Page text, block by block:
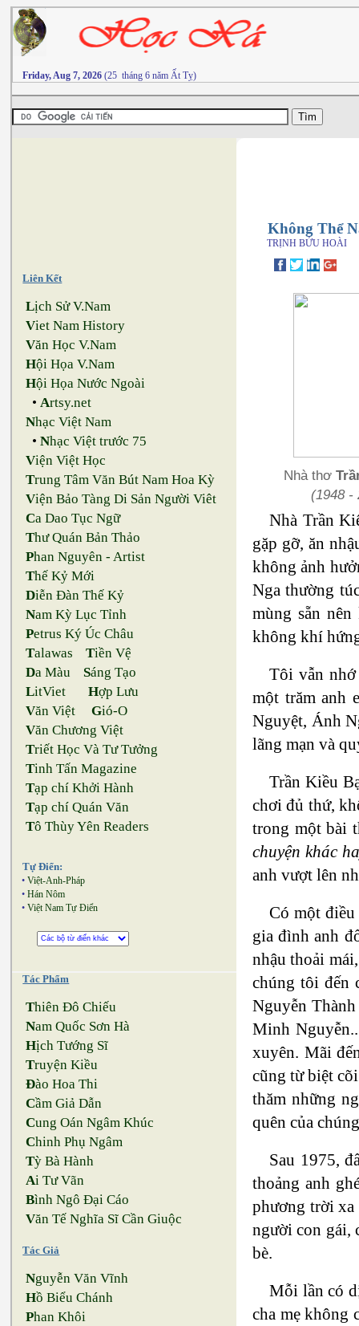
Friday, Aug 7, 2026 (25 tháng 6 năm Ất Tỵ)
Liên Kết
Lịch Sử V.Nam
Viet Nam History
Văn Học V.Nam
Hội Họa V.Nam
Hội Họa Nước Ngoài
•Artsy.net
Nhạc Việt Nam
•Nhạc Việt trước 75
Viện Việt Học
Trung Tâm Văn Bút Nam Hoa Kỳ
Viện Bảo Tàng Di Sản Người Viêt
Ca Dao Tục Ngữ
Thư Quán Bản Thảo
Phan Nguyên - Artist
Thế Kỷ Mới
Diễn Đàn Thế Kỷ
Nam Kỳ Lục Tỉnh
Petrus Ký Úc Châu
Talawas Tiền Vệ
Da Màu Sáng Tạo
LitViet Hợp Lưu
Văn Việt Gió-O
Văn Chương Việt
Triết Học Và Tư Tưởng
Tinh Tấn Magazine
Tạp chí Khởi Hành
Tạp chí Quán Văn
Tô Thùy Yên Readers
Tự Điển:
• Việt-Anh-Pháp
• Hán Nôm
• Việt Nam Tự Điển
Tác Phẩm
Thiên Đô Chiếu
Nam Quốc Sơn Hà
Hịch Tướng Sĩ
Truyện Kiều
Đào Hoa Thi
Cầm Giả Dẫn
Cung Oán Ngâm Khúc
Chinh Phụ Ngâm
Tỳ Bà Hành
Ai Tư Vãn
Bình Ngô Đại Cáo
Văn Tế Nghĩa Sĩ Cần Giuộc
Tác Giả
Nguyễn Văn Vĩnh
Hồ Biểu Chánh
Phan Khôi
Không Thể
TRỊNH BỬU HOÀI
Nhà thơ
(1948 -
Nhà Trần
gặp gỡ, ăn
không ảnh
Nga thường
mùng sẵn
không khí
Tôi vẫn nhớ
một trăm anh
Nguyệt, Ánh
lãng mạn và
Trần Kiều
chơi đủ thứ,
trong một bài
chuyện khác
anh vượt lên
Có một điều
gia đình anh
nhậu thoải
chúng tôi đến
Nguyễn
Minh
xuyên. Mãi
cũng từ biệt
thăm những
quên của
Sau 1975,
thoảng anh
phương trời xa
người con gái,
bè.
Mỗi lần có
cha mẹ không